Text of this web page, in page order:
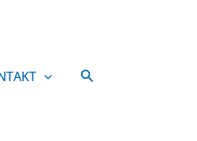
Suchen